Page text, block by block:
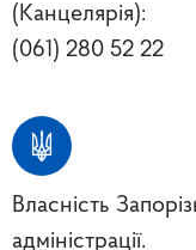
(Канцелярія):
(061) 280 52 22
Власність
адміністрації.